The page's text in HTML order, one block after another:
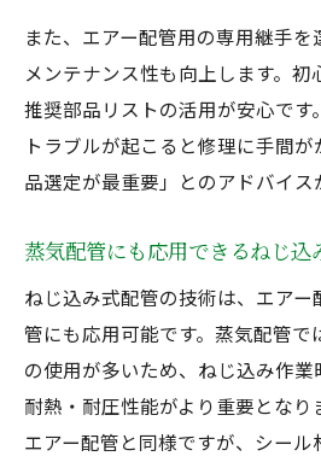
また、エアー配管用の専用継手
メンテナンス性も向上します。
推奨部品リストの活用が安心です
トラブルが起こると修理に手間
品選定が最重要」とのアドバイス
蒸気配管にも応用できるねじ込
ねじ込み式配管の技術は、エア
管にも応用可能です。蒸気配管で
の使用が多いため、ねじ込み作
耐熱・耐圧性能がより重要となり
エアー配管と同様ですが、シール